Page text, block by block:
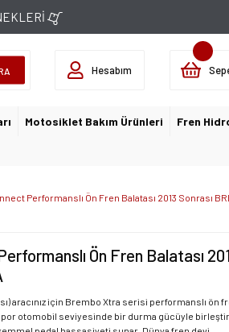
Hesabım
Motosiklet Bakım Ürünleri Fren
Performanslı Ön Fren Balatası 2013 Sonrası
Ön Fren Balatası
aracınız için Brembo Xtra serisi performanslı ön
spor otomobil seviyesinde bir durma gücüyle